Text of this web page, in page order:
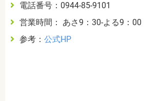
電話番号：0944-85-9101
営業時間： あさ9：30-よる9：00
参考： 公式HP